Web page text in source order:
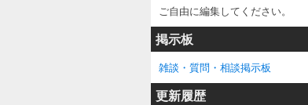
ご自由に編集してください。
掲示板
雑談・質問・相談掲示板
更新履歴